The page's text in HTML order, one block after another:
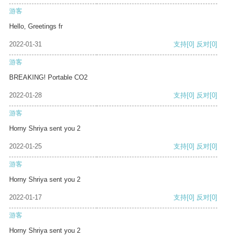
游客
Hello, Greetings fr
2022-01-31 支持[0] 反对[0]
游客
BREAKING! Portable CO2
2022-01-28 支持[0] 反对[0]
游客
Horny Shriya sent you 2
2022-01-25 支持[0] 反对[0]
游客
Horny Shriya sent you 2
2022-01-17 支持[0] 反对[0]
游客
Horny Shriya sent you 2